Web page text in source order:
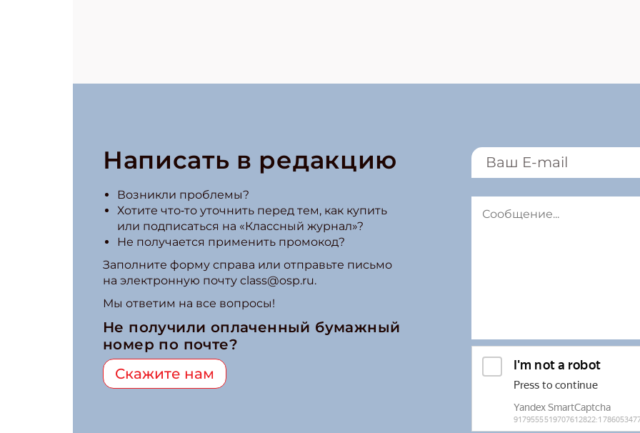
Написать в редакцию
Возникли проблемы?
Хотите что‑то уточнить перед тем, как купить
или подписаться на «Классный журнал»?
Не получается применить промокод?
Заполните форму справа или отправьте письмо
на электронную почту class@osp.ru.
Мы ответим на все вопросы!
Не получили оплаченный бумажный
номер по почте?
Скажите нам